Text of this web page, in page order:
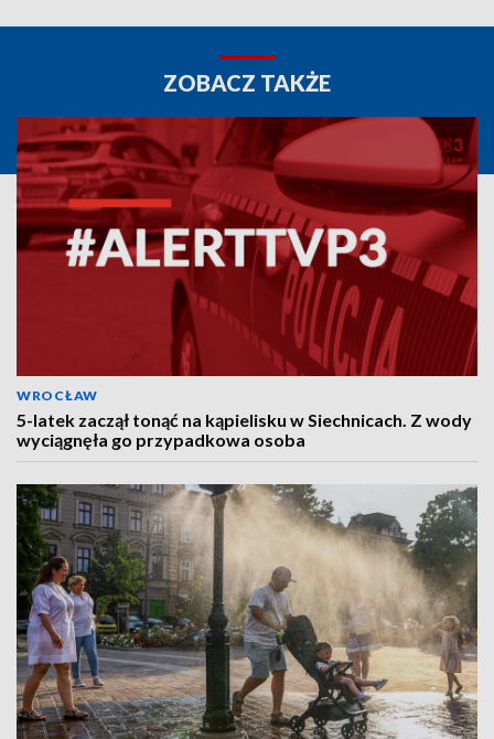
ZOBACZ TAKŻE
WROCŁAW
5-latek zaczął tonąć na kąpielisku w Siechnicach. Z wody
wyciągnęła go przypadkowa osoba